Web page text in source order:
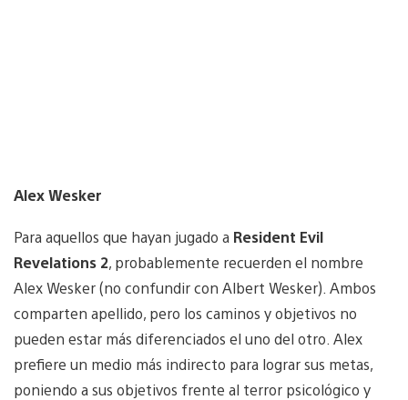
Alex Wesker
Para aquellos que hayan jugado a Resident Evil
Revelations 2, probablemente recuerden el nombre
Alex Wesker (no confundir con Albert Wesker). Ambos
comparten apellido, pero los caminos y objetivos no
pueden estar más diferenciados el uno del otro. Alex
prefiere un medio más indirecto para lograr sus metas,
poniendo a sus objetivos frente al terror psicológico y